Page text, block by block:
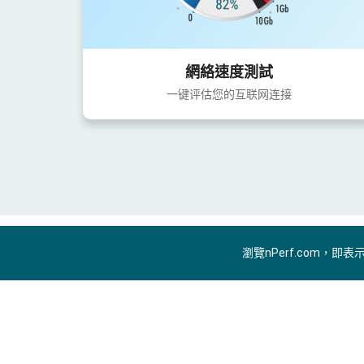
網絡速度測試
一键评估您的互联网连接
瀏覽nPerf.com，即表